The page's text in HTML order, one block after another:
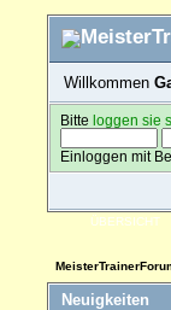
Willkommen
Bitteloggen sie
Einloggen mit
ÜBERSICHT
Neuigkeiten